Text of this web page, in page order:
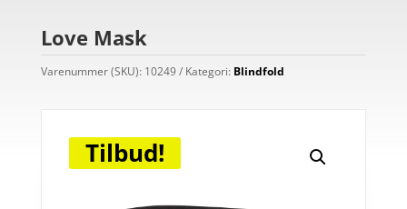
Love Mask
Varenummer (SKU): 10249 Kategori: Blindfold
Tilbud!